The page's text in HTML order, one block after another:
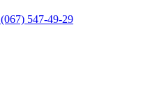
(067) 547-49-29